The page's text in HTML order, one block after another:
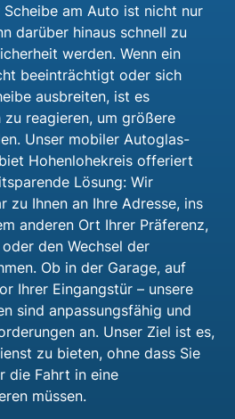
am Auto ist nicht nur
darüber hinaus schnell zu
werden. Wenn ein
beeinträchtigt oder sich
ausbreiten, ist es
reagieren, um größere
Unser mobiler Autoglas-
Hohenlohekreis offeriert
Lösung: Wir
zu Ihnen an Ihre Adresse, ins
anderen Ort Ihrer Präferenz,
den Wechsel der
Ob in der Garage, auf
Ihrer Eingangstür – unsere
sind anpassungsfähig und
an. Unser Ziel ist es,
zu bieten, ohne dass Sie
die Fahrt in eine
müssen.